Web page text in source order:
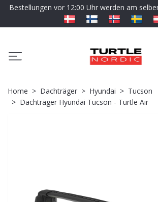
Bestellungen vor 12:00 Uhr werden am
Home Dachträger Hyundai
Tucson
Dachträger Hyundai Tucson - Turtle Air